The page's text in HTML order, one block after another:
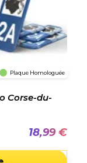
Plaque Homologuée
Corse-du-
18,99 €